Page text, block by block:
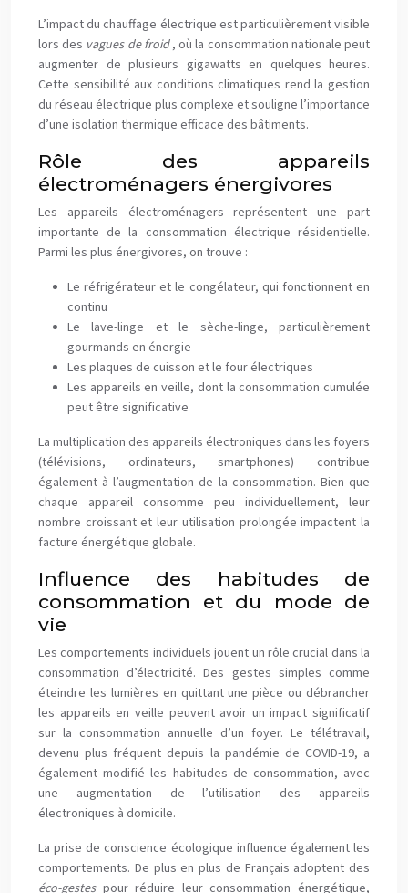
L’impact du chauffage électrique est particulièrement visible
lors des vagues de froid, où la consommation nationale peut
augmenter de plusieurs gigawatts en quelques heures.
Cette sensibilité aux conditions climatiques rend la gestion
du réseau électrique plus complexe et souligne l’importance
d’une isolation thermique efficace des bâtiments.
Rôle des appareils
électroménagers énergivores
Les appareils électroménagers représentent une part
importante de la consommation électrique résidentielle.
Parmi les plus énergivores, on trouve :
Le réfrigérateur et le congélateur, qui fonctionnent en
continu
Le lave-linge et le sèche-linge, particulièrement
gourmands en énergie
Les plaques de cuisson et le four électriques
Les appareils en veille, dont la consommation cumulée
peut être significative
La multiplication des appareils électroniques dans les foyers
(télévisions, ordinateurs, smartphones) contribue
également à l’augmentation de la consommation. Bien que
chaque appareil consomme peu individuellement, leur
nombre croissant et leur utilisation prolongée impactent la
facture énergétique globale.
Influence des habitudes de
consommation et du mode de
vie
Les comportements individuels jouent un rôle crucial dans la
consommation d’électricité. Des gestes simples comme
éteindre les lumières en quittant une pièce ou débrancher
les appareils en veille peuvent avoir un impact significatif
sur la consommation annuelle d’un foyer. Le télétravail,
devenu plus fréquent depuis la pandémie de COVID-19, a
également modifié les habitudes de consommation, avec
une augmentation de l’utilisation des appareils
électroniques à domicile.
La prise de conscience écologique influence également les
comportements. De plus en plus de Français adoptent des
éco-gestes pour réduire leur consommation énergétique,